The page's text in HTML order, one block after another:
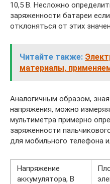
10,5 В. Несложно
заряженности батареи
отклоняться от этих
Читайте также:
материалы,
Аналогичным образом,
напряжения, можно
мультиметра примерно
заряженности
для мобильного телефона
Напряжение
аккумулятора, В